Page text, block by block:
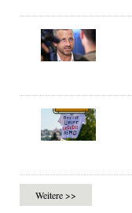
Weitere >>